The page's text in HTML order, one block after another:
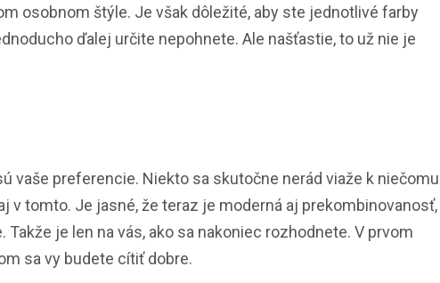
osobnom štýle. Je však dôležité, aby ste jednotlivé farby
ďalej určite nepohnete. Ale našťastie, to už nie je
vaše preferencie. Niekto sa skutočne nerád viaže k niečomu
v tomto. Je jasné, že teraz je moderná aj prekombinovanosť,
je len na vás, ako sa nakoniec rozhodnete. V prvom
sa vy budete cítiť dobre.